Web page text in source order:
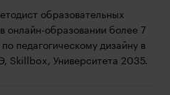
образовательных
образовании более 7
педагогическому дизайну в
Университета 2035.